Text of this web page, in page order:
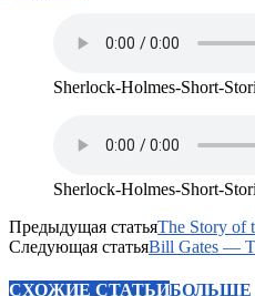
Sherlock-Holmes-Short-
Sherlock-Holmes-Short-
Предыдущая статьяThe Story of
Следующая статьяBill Gates —
СХОЖИЕ СТАТЬИБОЛЬШЕ